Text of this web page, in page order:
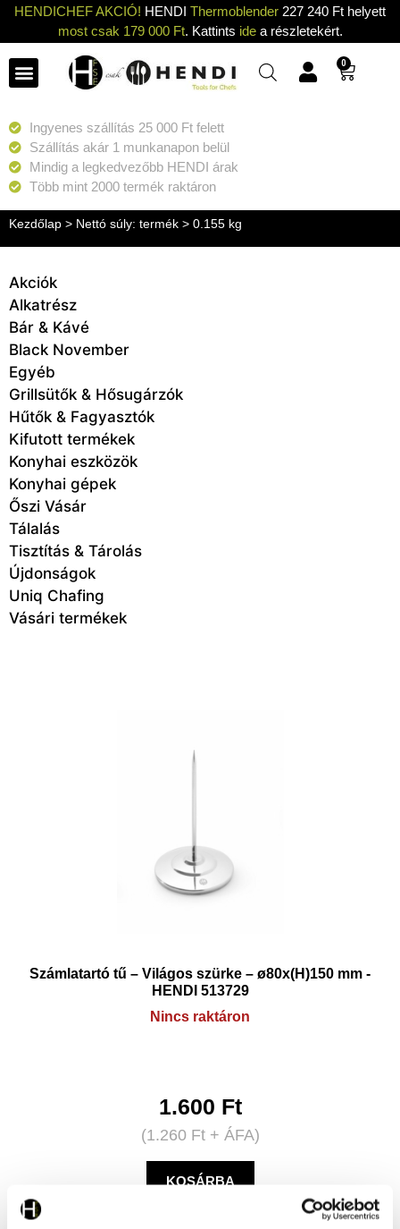
HENDICHEF AKCIÓ! HENDI Thermoblender 227 240 Ft helyett
most csak 179 000 Ft. Kattints idea részletekért.
0
Ingyenes szállítás 25 000 Ft felett
Szállítás akár 1 munkanapon belül
Mindig a legkedvezőbb HENDI árak
Több mint 2000 termék raktáron
Kezdőlap > Nettó súly: termék > 0.155 kg
Akciók
Alkatrész
Bár & Kávé
Black November
Egyéb
Grillsütők & Hősugárzók
Hűtők & Fagyasztók
Kifutott termékek
Konyhai eszközök
Konyhai gépek
Őszi Vásár
Tálalás
Tisztítás & Tárolás
Újdonságok
Uniq Chafing
Vásári termékek
Számlatartó tű – Világos szürke – ø80x(H)150 mm -
HENDI 513729
Nincs raktáron
1.600 Ft
(1.260 Ft+ ÁFA)
KOSÁRBA